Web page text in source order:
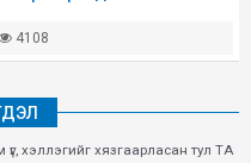
4108
хэллэгийг хязгаарласан тул ТА